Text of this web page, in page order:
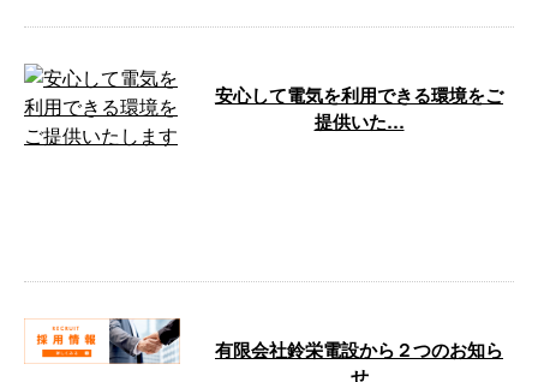
安心して電気を利用できる環境をご
提供いた…
有限会社鈴栄電設から２つのお知ら
せ